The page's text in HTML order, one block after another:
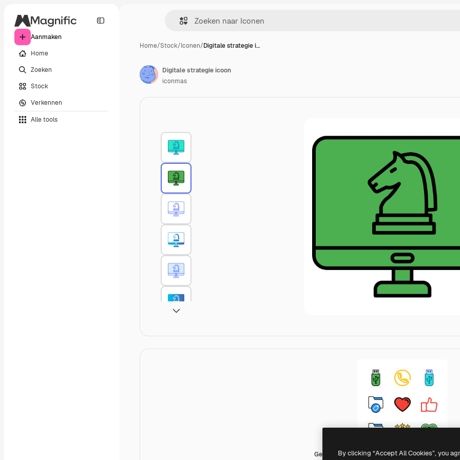
Aanmaken
Home
Zoeken
Stock
Verkennen
Alle tools
Home/Stock/Iconen/Digitale strategie i…
Generic Outline Color
Digitale strategie icoon
iconmas
By clicking “Accept All Cookies”, you